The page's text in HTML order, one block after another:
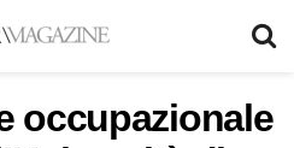
occupazionale